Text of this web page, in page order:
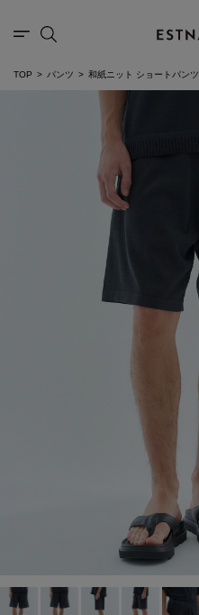
TOP パンツ 和紙ニット ショートパンツ